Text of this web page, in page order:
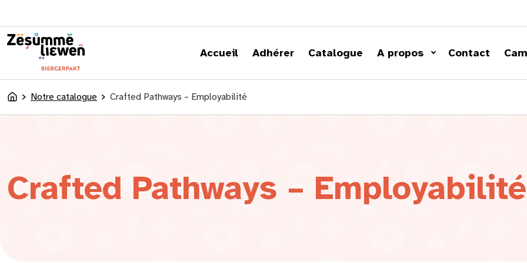
Accueil Adhérer Catalogue A propos Contact
AccueilNotre catalogue Crafted Pathways – Employabilité
Crafted Pathways – Employabilité